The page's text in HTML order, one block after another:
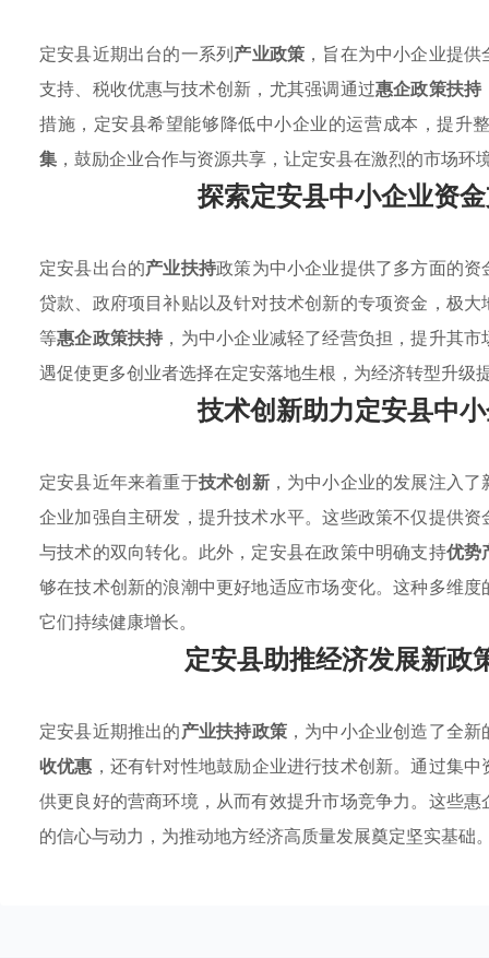
定安县近期出台的一系列产业政策 ，旨在为中小企业提
支持、税收优惠与技术创新，尤其强调通过惠企政策扶持
措施，定安县希望能够降低中小企业的运营成本，提升
集 ，鼓励企业合作与资源共享，让定安县在激烈的市场
探索定安县中小企业资
定安县出台的产业扶持政策为中小企业提供了多方面的资
贷款、政府项目补贴以及针对技术创新的专项资金，极
等惠企政策扶持 ，为中小企业减轻了经营负担，提升其
遇促使更多创业者选择在定安落地生根，为经济转型升级
技术创新助力定安县中
定安县近年来着重于技术创新，为中小企业的发展注入
企业加强自主研发，提升技术水平。这些政策不仅提供
与技术的双向转化。此外，定安县在政策中明确支持优势
够在技术创新的浪潮中更好地适应市场变化。这种多维
它们持续健康增长。
定安县助推经济发展新政
定安县近期推出的产业扶持政策，为中小企业创造了全
收优惠 ，还有针对性地鼓励企业进行技术创新。通过集
供更良好的营商环境，从而有效提升市场竞争力。这些
的信心与动力，为推动地方经济高质量发展奠定坚实基础